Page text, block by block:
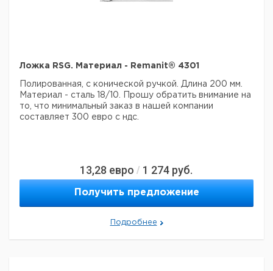
Ложка RSG. Материал - Remanit® 4301
Полированная, с конической ручкой. Длина 200 мм.
Материал - сталь 18/10.
Прошу обратить внимание на
то, что минимальный заказ в нашей компании
составляет 300 евро с ндс.
13,28 евро / 1 274 руб.
Получить предложение
Подробнее